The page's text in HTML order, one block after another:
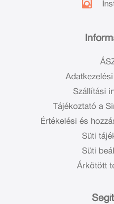
Szállítási
Tájékoztató a
Értékelési és
Süti
Süti
Árkötött